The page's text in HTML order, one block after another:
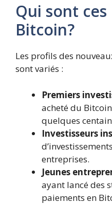
Qui sont
Bitcoin?
Les profils des
sont variés :
Premiers
acheté du
quelques
Investisseurs
entreprises.
Jeunes
ayant lancé des
paiements en